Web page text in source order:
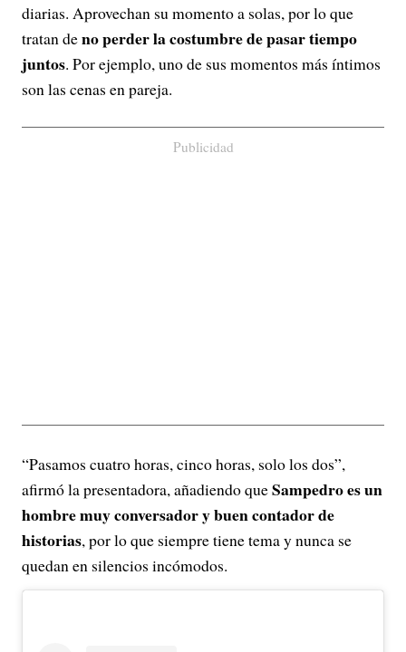
diarias. Aprovechan su momento a solas, por lo que
tratan deno perder la costumbre de pasar tiempo
juntos. Por ejemplo, uno de sus momentos más íntimos
son las cenas en pareja.
Publicidad
“Pasamos cuatro horas, cinco horas, solo los dos”,
afirmó la presentadora, añadiendo queSampedro es un
hombre muy conversador y buen contador de
historias, por lo que siempre tiene tema y nunca se
quedan en silencios incómodos.